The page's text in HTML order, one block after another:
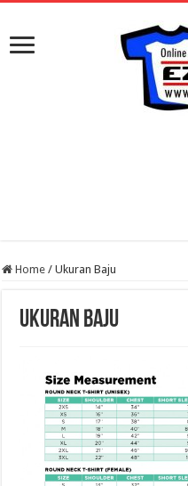
Home / Ukuran Baju
Ukuran Baju